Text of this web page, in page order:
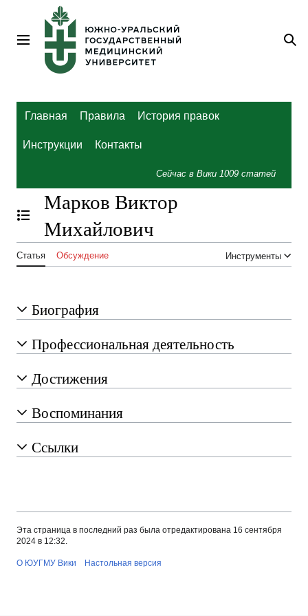
содержанию
Главное меню
Главная Правила История правок
Инструкции Контакты
Сейчас в Вики 1009 статей
Отобразить/Скрыть содержание
Марков Виктор
Михайлович
Статья Обсуждение Инструменты
Биография
Профессиональная деятельность
Достижения
Воспоминания
Ссылки
Эта страница в последний раз была отредактирована 16 сентября
2024 в 12:32.
О ЮУГМУ Вики Настольная версия